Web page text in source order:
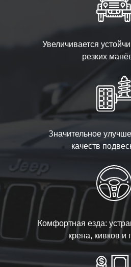
Увеличивается
резких
Значительное
качеств
Комфортная езда:
крена, кивков и